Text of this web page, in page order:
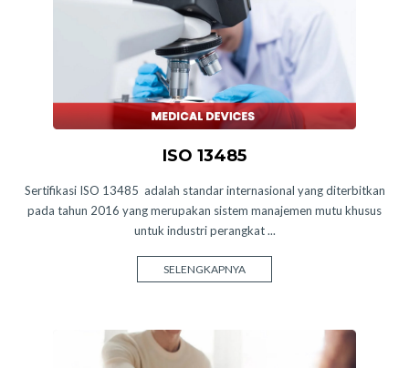
ISO 13485
Sertifikasi ISO 13485 adalah standar internasional yang diterbitkan
pada tahun 2016 yang merupakan sistem manajemen mutu khusus
untuk industri perangkat ...
SELENGKAPNYA